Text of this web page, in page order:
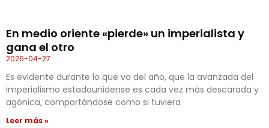
En medio oriente «pierde» un imperialista y
gana el otro
2026-04-27
Es evidente durante lo que va del año, que la avanzada del
imperialismo estadounidense es cada vez más descarada y
agónica, comportándose como si tuviera
Leer más »